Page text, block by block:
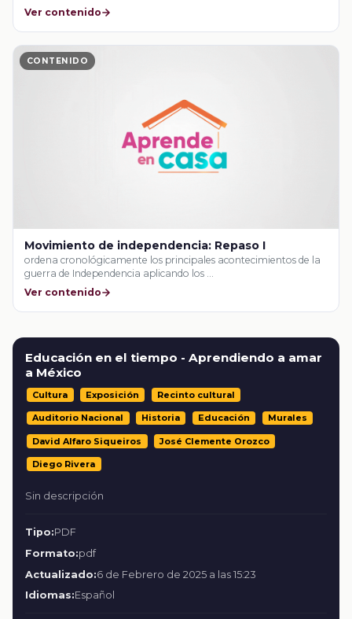
Ver contenido
CONTENIDO
Movimiento de independencia: Repaso I
ordena cronológicamente los principales acontecimientos de la
guerra de Independencia aplicando los …
Ver contenido
Educación en el tiempo - Aprendiendo a amar
a México
Cultura Exposición Recinto cultural
Auditorio Nacional Historia Educación Murales
David Alfaro Siqueiros José Clemente Orozco
Diego Rivera
Sin descripción
Tipo:PDF
Formato:pdf
Actualizado:6 de Febrero de 2025 a las 15:23
Idiomas:Español